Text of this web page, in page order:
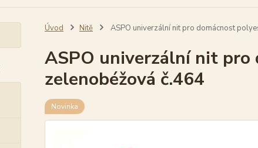
Úvod Nitě ASPO univerzální nit pro domácnost
ASPO univerzální nit
zelenobéžová č.464
Novinka